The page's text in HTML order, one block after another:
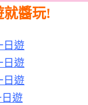
就醬玩!
日遊
日遊
日遊
遊